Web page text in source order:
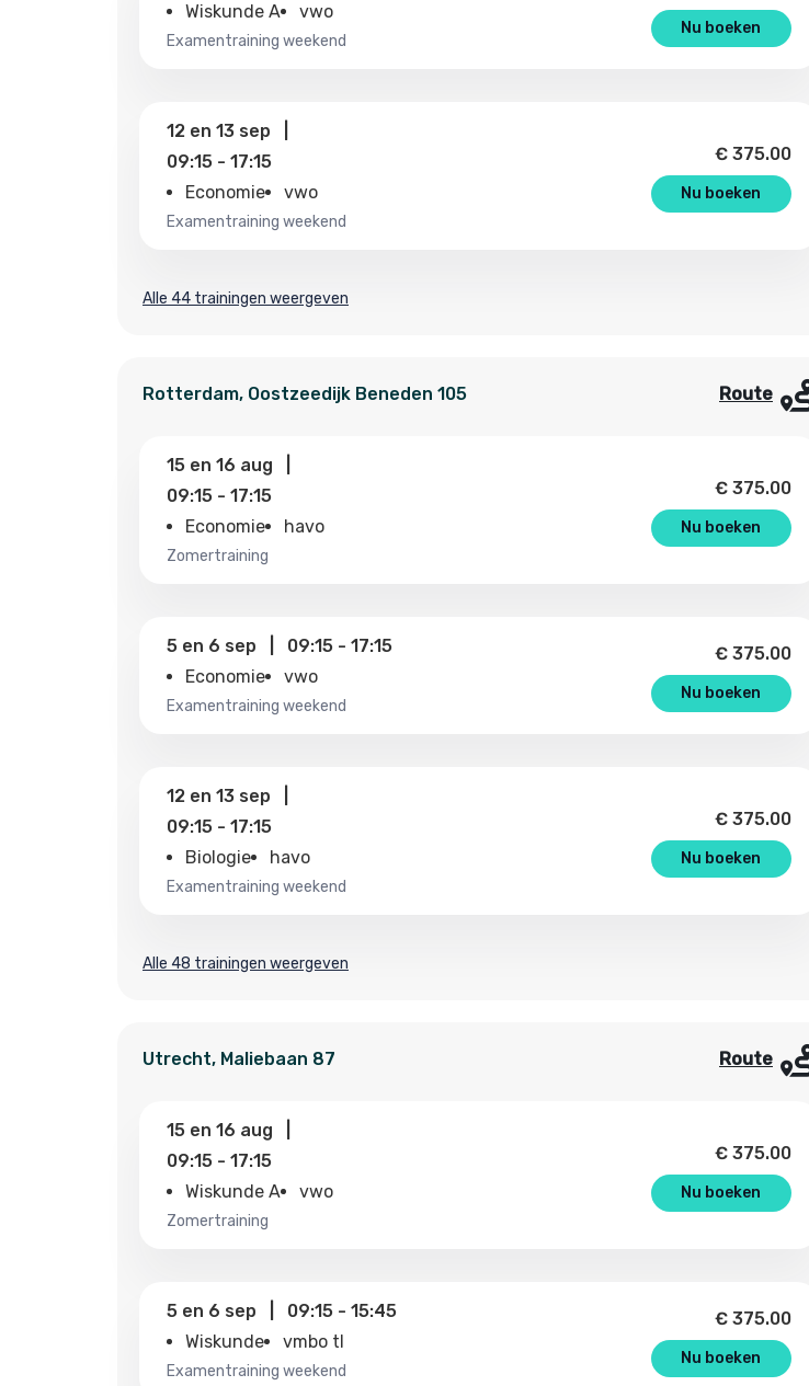
Wiskunde A
vwo
examentraining weekend
Nu boeken
12 en 13 sep
09:15 - 17:15
Economie
vwo
examentraining weekend
€ 375.00
Nu boeken
Alle 44 trainingen weergeven
Rotterdam, Oostzeedijk Beneden 105 Route
15 en 16 aug
09:15 - 17:15
Economie
havo
zomertraining
€ 375.00
Nu boeken
5 en 6 sep 09:15 - 17:15
Economie
vwo
examentraining weekend
€ 375.00
Nu boeken
12 en 13 sep
09:15 - 17:15
Biologie
havo
examentraining weekend
€ 375.00
Nu boeken
Alle 48 trainingen weergeven
Utrecht, Maliebaan 87 Route
15 en 16 aug
09:15 - 17:15
Wiskunde A
vwo
zomertraining
€ 375.00
Nu boeken
5 en 6 sep 09:15 - 15:45
Wiskunde
vmbo tl
examentraining weekend
€ 375.00
Nu boeken